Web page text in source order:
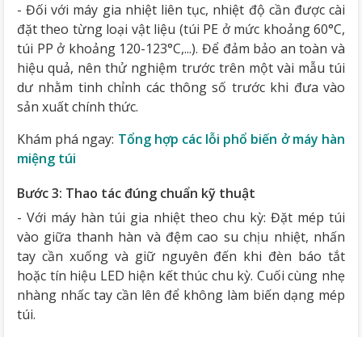
- Đối với máy gia nhiệt liên tục, nhiệt độ cần được cài
đặt theo từng loại vật liệu (túi PE ở mức khoảng 60°C,
túi PP ở khoảng 120-123°C,...). Để đảm bảo an toàn và
hiệu quả, nên thử nghiệm trước trên một vài mẫu túi
dư nhằm tinh chỉnh các thông số trước khi đưa vào
sản xuất chính thức.
Khám phá ngay: Tổng hợp các lỗi phổ biến ở máy hàn
miệng túi
Bước 3: Thao tác đúng chuẩn kỹ thuật
- Với máy hàn túi gia nhiệt theo chu kỳ: Đặt mép túi
vào giữa thanh hàn và đệm cao su chịu nhiệt, nhấn
tay cần xuống và giữ nguyên đến khi đèn báo tắt
hoặc tín hiệu LED hiện kết thúc chu kỳ. Cuối cùng nhẹ
nhàng nhấc tay cần lên để không làm biến dạng mép
túi.